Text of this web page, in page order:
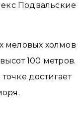
Подвальские
меловых холмов
100 метров.
достигает